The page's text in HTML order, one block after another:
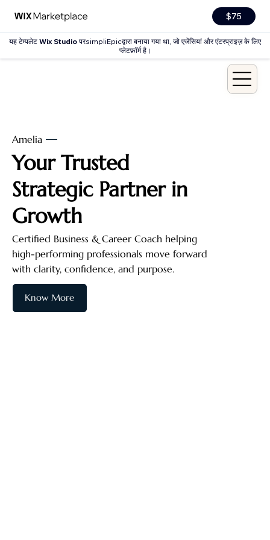
$75
यह टेम्पलेट Wix Studio परsimpliEpicद्वारा बनाया गया था, जो एजेंसियां और एंटरप्राइज़ के लिए
प्लेटफ़ॉर्म है।